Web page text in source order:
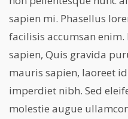
sapien mi. Phasellus
facilisis accumsan
sapien, Quis gravida
mauris sapien, laoreet
imperdiet nibh. Sed
molestie augue